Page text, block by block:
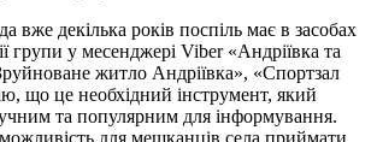
вже декілька років поспіль має в засобах
групи у месенджері Viber «Андріївка та
житло Андріївка», «Спортзал
що це необхідний інструмент, який
та популярним для інформування.
для мешканців села приймати